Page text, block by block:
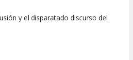
y el disparatado discurso del